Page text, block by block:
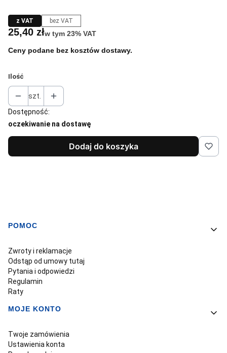
z VAT bez VAT
Cena
25,40 złw tym 23% VAT
w tym 23% VAT
Ceny podane bez kosztów dostawy.
Ilość
szt.
Dostępność:
oczekiwanie na dostawę
Dodaj do koszyka
Linki w stopce
POMOC
Zwroty i reklamacje
Odstąp od umowy tutaj
Pytania i odpowiedzi
Regulamin
Raty
MOJE KONTO
Twoje zamówienia
Ustawienia konta